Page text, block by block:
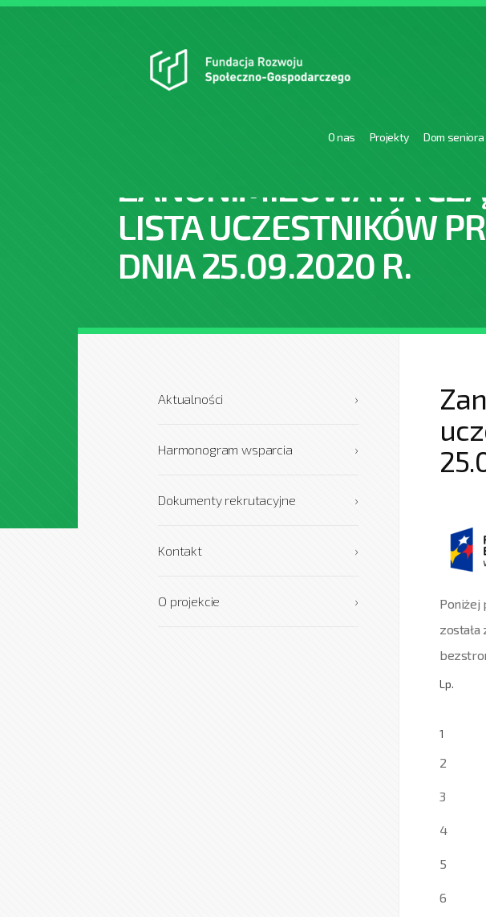
O nas Projekty Dom seniora
ZANONIMIZOWANA
LISTA UCZESTNIKÓW
DNIA 25.09.2020 R.
›
Aktualności
›
Harmonogram wsparcia
›
Dokumenty rekrutacyjne
›
Kontakt
›
O projekcie
Poniżej
Lp.
1
2
3
4
5
6